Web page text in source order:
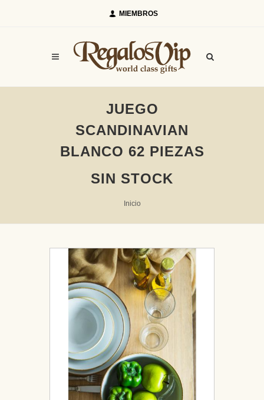
MIEMBROS
JUEGO
SCANDINAVIAN
BLANCO 62 PIEZAS
SIN STOCK
Inicio